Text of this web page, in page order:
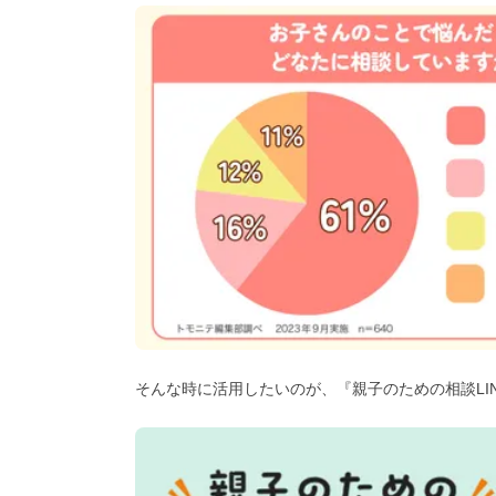
そんな時に活用したいのが、『親子のための相談